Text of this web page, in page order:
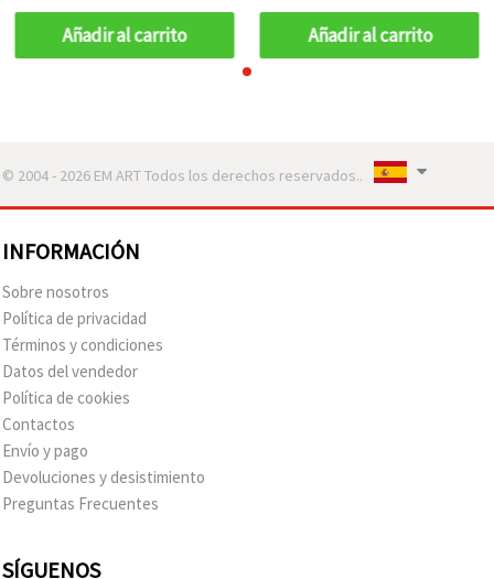
Añadir al carrito Añadir al carrito
© 2004 - 2026 EM ART Todos los derechos reservados..
INFORMACIÓN
Sobre nosotros
Política de privacidad
Términos y condiciones
Datos del vendedor
Política de cookies
Contactos
Envío y pago
Devoluciones y desistimiento
Preguntas Frecuentes
SÍGUENOS